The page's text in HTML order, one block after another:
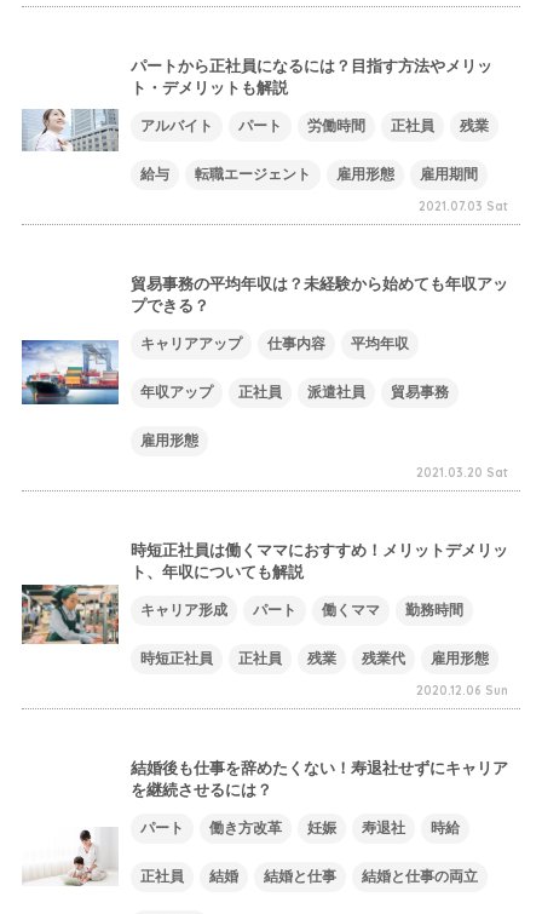
パートから正社員になるには？目指す方法やメリッ
ト・デメリットも解説
アルバイト パート 労働時間 正社員 残業
給与 転職エージェント 雇用形態 雇用期間
2021.07.03 Sat
貿易事務の平均年収は？未経験から始めても年収アッ
プできる？
キャリアアップ 仕事内容 平均年収
年収アップ 正社員 派遣社員 貿易事務
雇用形態
2021.03.20 Sat
時短正社員は働くママにおすすめ！メリットデメリッ
ト、年収についても解説
キャリア形成 パート 働くママ 勤務時間
時短正社員 正社員 残業 残業代 雇用形態
2020.12.06 Sun
結婚後も仕事を辞めたくない！寿退社せずにキャリア
を継続させるには？
パート 働き方改革 妊娠 寿退社 時給
正社員 結婚 結婚と仕事 結婚と仕事の両立